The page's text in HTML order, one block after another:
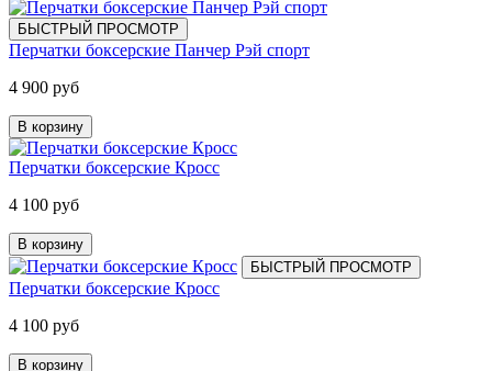
БЫСТРЫЙ ПРОСМОТР
Перчатки боксерские Панчер Рэй спорт
4 900 руб
В корзину
Перчатки боксерские Кросс
4 100 руб
В корзину
БЫСТРЫЙ ПРОСМОТР
Перчатки боксерские Кросс
4 100 руб
В корзину